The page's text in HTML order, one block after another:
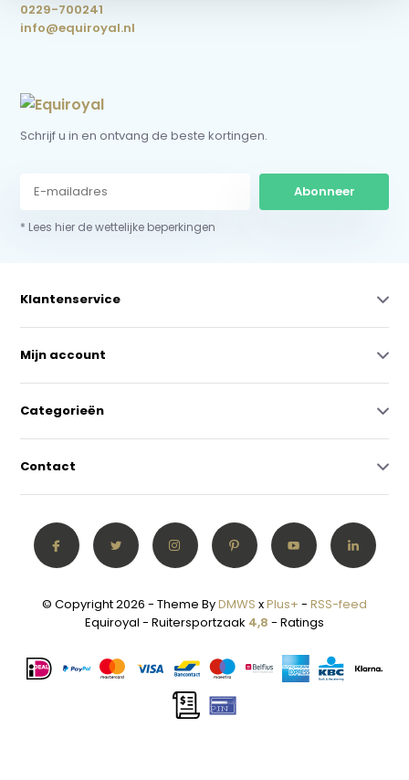
0229-700241
info@equiroyal.nl
Schrijf u in en ontvang de beste kortingen.
Abonneer
* Lees hier de wettelijke beperkingen
Klantenservice
Mijn account
Categorieën
Contact
© Copyright 2026 - Theme ByDMWS xPlus+ - RSS-feed
Equiroyal - Ruitersportzaak 4,8 - Ratings